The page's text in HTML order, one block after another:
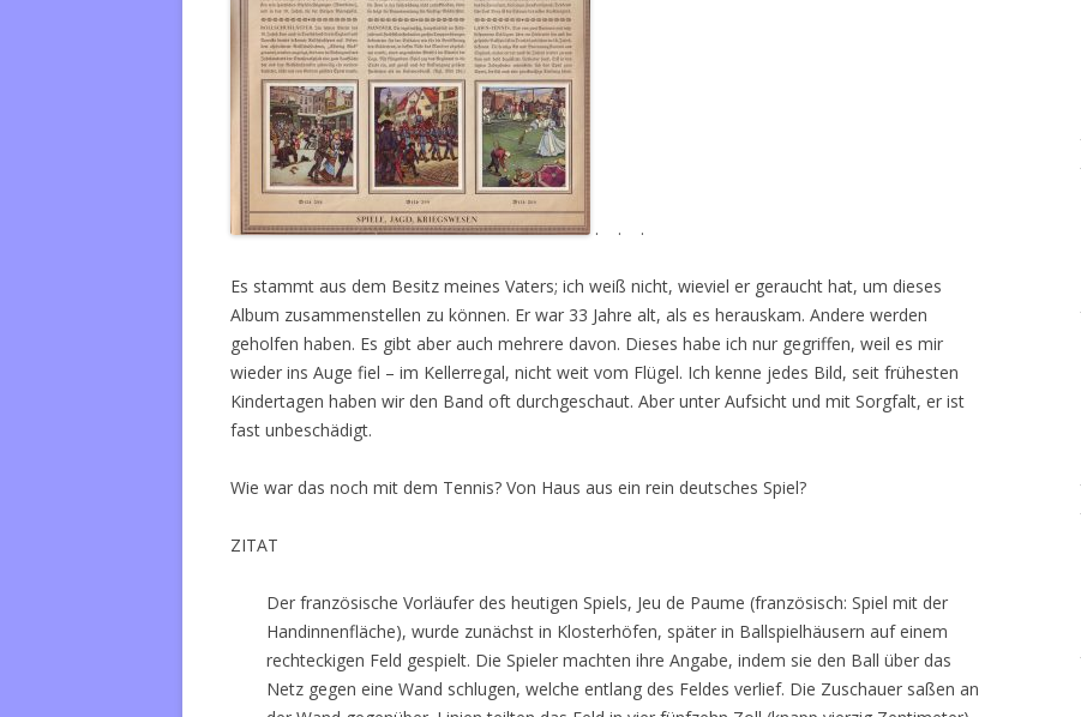
. . .
Es stammt aus dem Besitz meines Vaters; ich weiß nicht, wieviel er geraucht hat, um dieses
Album zusammenstellen zu können. Er war 33 Jahre alt, als es herauskam. Andere werden
geholfen haben. Es gibt aber auch mehrere davon. Dieses habe ich nur gegriffen, weil es mir
wieder ins Auge fiel – im Kellerregal, nicht weit vom Flügel. Ich kenne jedes Bild, seit frühesten
Kindertagen haben wir den Band oft durchgeschaut. Aber unter Aufsicht und mit Sorgfalt, er ist
fast unbeschädigt.
Wie war das noch mit dem Tennis? Von Haus aus ein rein deutsches Spiel?
ZITAT
Der französische Vorläufer des heutigen Spiels, Jeu de Paume (französisch: Spiel mit der
Handinnenfläche), wurde zunächst in Klosterhöfen, später in Ballspielhäusern auf einem
rechteckigen Feld gespielt. Die Spieler machten ihre Angabe, indem sie den Ball über das
Netz gegen eine Wand schlugen, welche entlang des Feldes verlief. Die Zuschauer saßen an